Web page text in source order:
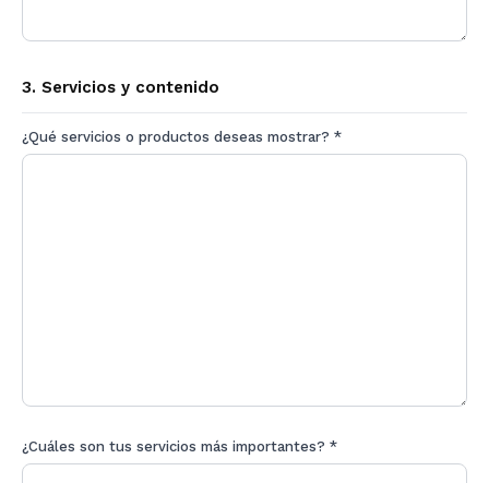
3. Servicios y contenido
¿Qué servicios o productos deseas mostrar? *
¿Cuáles son tus servicios más importantes? *